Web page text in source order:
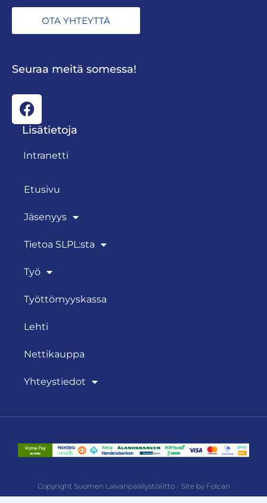
OTA YHTEYTTÄ
Seuraa meitä somessa!
Lisätietoja
Intranetti
Etusivu
Jäsenyys
Tietoa SLPL:sta
Työ
Työttömyyskassa
Lehti
Nettikauppa
Yhteystiedot
Copyright Suomen Laivanpäällystöliitto - Site by Folcan